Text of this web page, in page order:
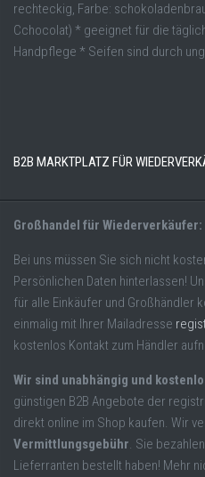
rechteckig, Farbe:
Cchocolat) * geeignet für die
Handpflege * Seifen sind durch
B2B MARKTPLATZ FÜR
Großhandel für Wiederverkäufer:
Bei uns müssen Sie sich nicht
Persönlichen Daten hinterlassen!
für alle Einkäufer und Großhändler
einmalig mit Ihrer Mailadresse
kostenlos Kontakt zum Händler
Wir sind unabhängig und
günstigen B2B Angebote der
direkt online im Shop kaufen. Wir
Vermittlungsgebühr. Sie
Lieferranten bestellt haben! Mehr